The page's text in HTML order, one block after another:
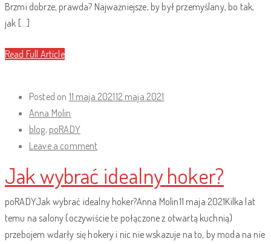
Brzmi dobrze, prawda? Najważniejsze, by był przemyślany, bo tak,
jak […]
Read Full Article
Posted on 11 maja 202112 maja 2021
Anna Molin
blog, poRADY
Leave a comment
Jak wybrać idealny hoker?
poRADYJak wybrać idealny hoker?Anna Molin11 maja 2021Kilka lat
temu na salony (oczywiście te połączone z otwartą kuchnią)
przebojem wdarły się hokery i nic nie wskazuje na to, by moda na nie